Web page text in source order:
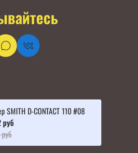
SMITH D-CONTACT 110 #08
руб